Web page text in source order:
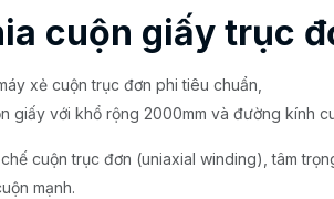
cuộn giấy trục
xẻ cuộn trục đơn phi tiêu chuẩn,
giấy với khổ rộng 2000mm và đường kính
cuộn trục đơn (uniaxial winding), tâm
mạnh.